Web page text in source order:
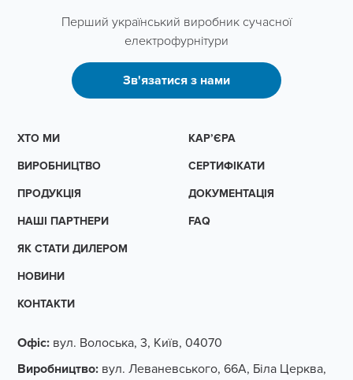
Перший український виробник сучасної
електрофурнітури
Зв'язатися з нами
ХТО МИ
ВИРОБНИЦТВО
ПРОДУКЦІЯ
НАШІ ПАРТНЕРИ
ЯК СТАТИ ДИЛЕРОМ
НОВИНИ
КОНТАКТИ
КАР’ЄРА
СЕРТИФІКАТИ
ДОКУМЕНТАЦІЯ
FAQ
Офіс: вул. Волоська, 3, Київ, 04070
Виробництво: вул. Леваневського, 66А, Біла Церква,